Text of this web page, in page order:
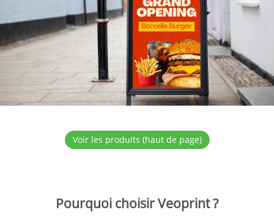
Voir les produits (haut de page)
Pourquoi choisir Veoprint ?